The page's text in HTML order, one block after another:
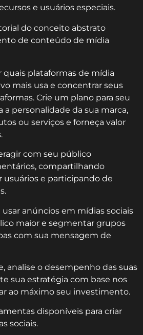
e usuários especiais.
quais plataformas de mídia
mais usa e concentrar seus
Crie um plano para seu
personalidade da sua marca,
ou serviços e forneça valor
com seu público
compartilhando
e participando de
anúncios em mídias sociais
maior e segmentar grupos
com sua mensagem de
analise o desempenho das suas
sua estratégia com base nos
ao máximo seu investimento.
disponíveis para criar
sociais.